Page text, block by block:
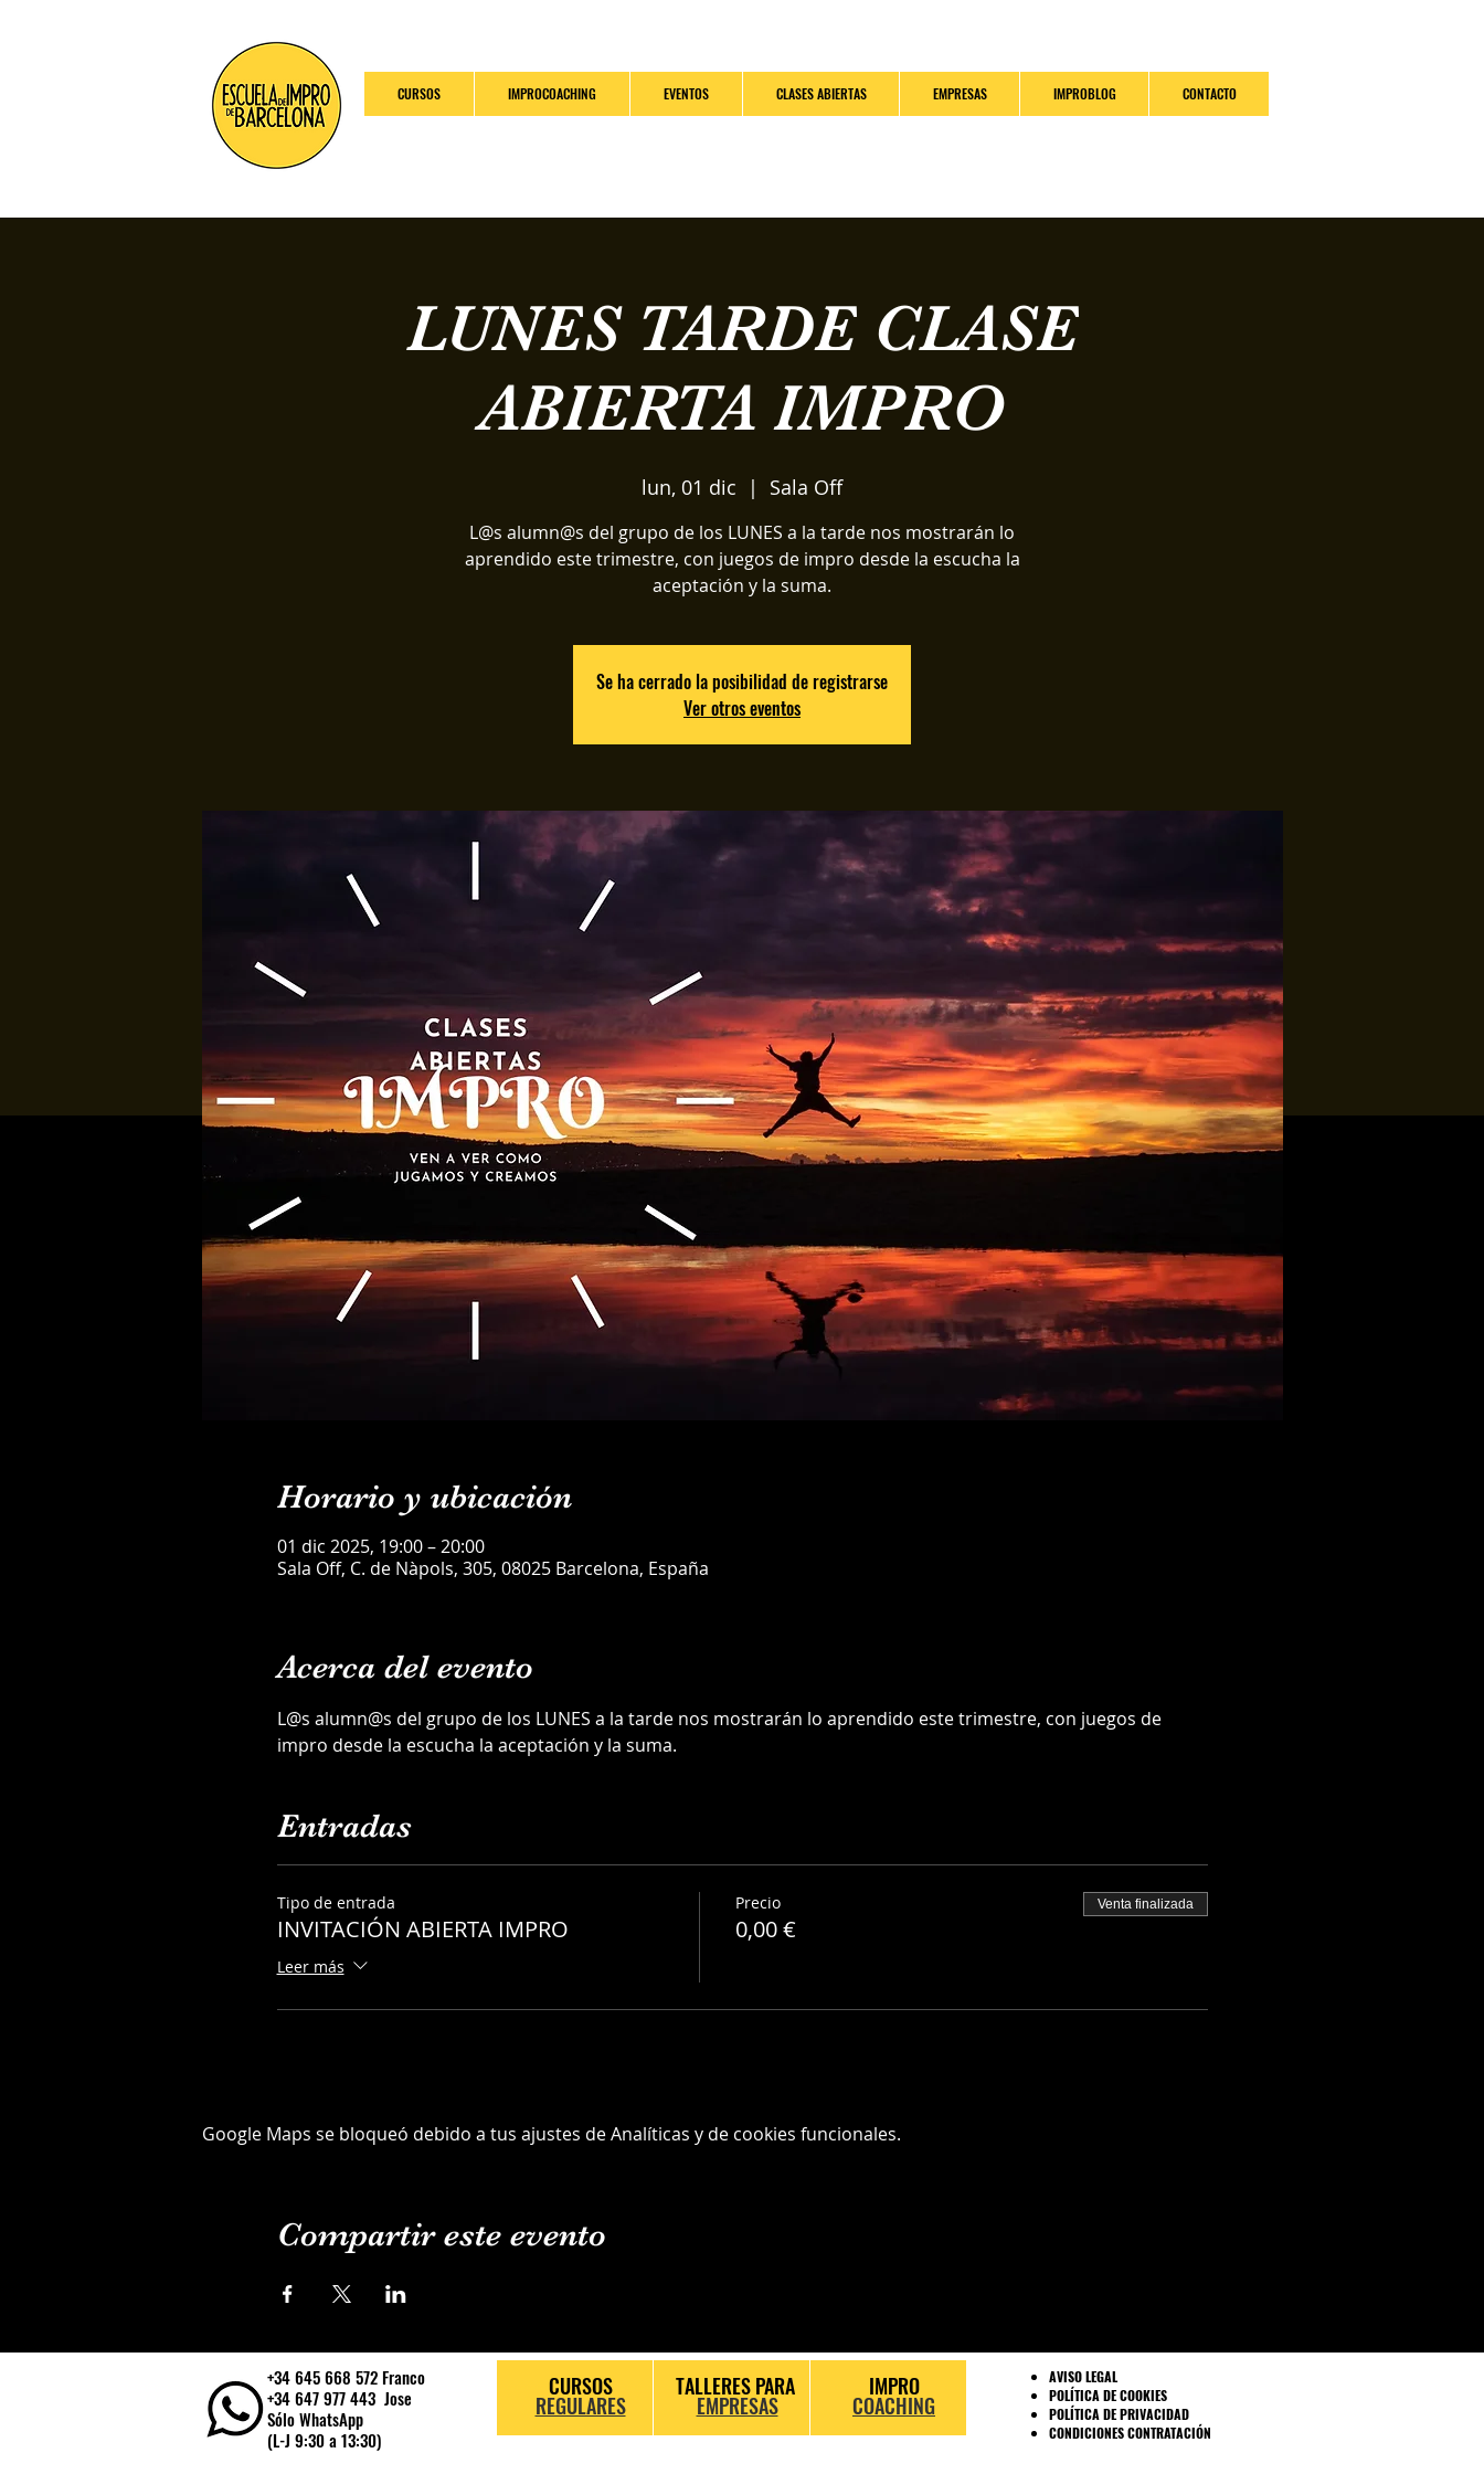
CURSOS IMPROCOACHING EVENTOS CLASES ABIERTAS EMPRESAS IMPROBLOG CONTACTO
LUNES TARDE CLASE
ABIERTA IMPRO
lun, 01 dic
  |
Sala Off
L@s alumn@s del grupo de los LUNES a la tarde nos mostrarán lo
aprendido este trimestre, con juegos de impro desde la escucha la
aceptación y la suma.
Se ha cerrado la posibilidad de registrarse
Ver otros eventos
Horario y ubicación
01 dic 2025, 19:00 – 20:00
Sala Off, C. de Nàpols, 305, 08025 Barcelona, España
Acerca del evento
L@s alumn@s del grupo de los LUNES a la tarde nos mostrarán lo aprendido este trimestre, con juegos de
impro desde la escucha la aceptación y la suma.
Entradas
Tipo de entrada
INVITACIÓN ABIERTA IMPRO
Leer más
Precio
0,00 €
Venta finalizada
Google Maps se bloqueó debido a tus ajustes de Analíticas y de cookies funcionales.
Compartir este evento
+34 645 668 572 Franco
+34 647 977 443 Jose
Sólo WhatsApp
(L-J 9:30 a 13:30)
CURSOS
REGULARES
TALLERES PARA
EMPRESAS
IMPRO
COACHING
AVISO LEGAL
POLÍTICA DE COOKIES
POLÍTICA DE PRIVACIDAD
CONDICIONES CONTRATACIÓN